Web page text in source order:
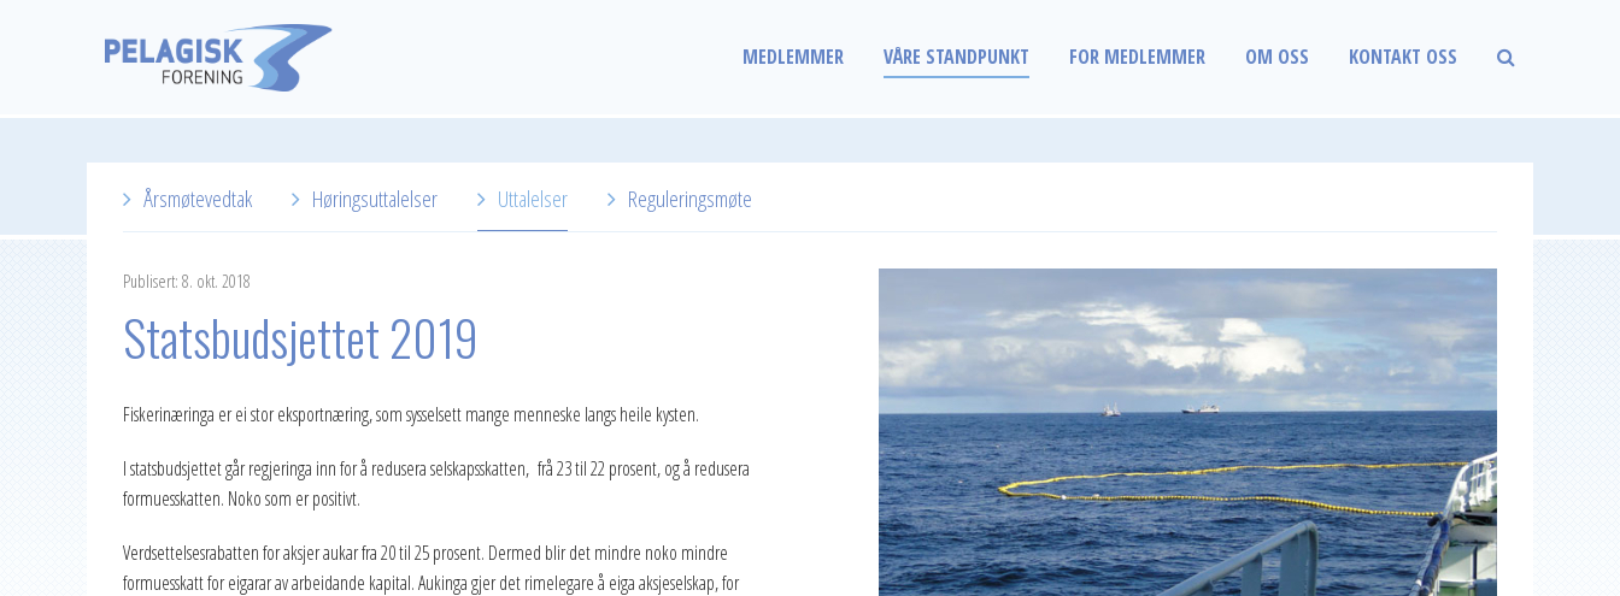
MEDLEMMER VÅRE STANDPUNKT FOR MEDLEMMER OM OSS KONTAKT OSS
Årsmøtevedtak Høringsuttalelser Uttalelser Reguleringsmøte
Publisert: 8. okt. 2018
Statsbudsjettet 2019
Fiskerinæringa er ei stor eksportnæring, som sysselsett mange menneske langs heile kysten.
I statsbudsjettet går regjeringa inn for å redusera selskapsskatten, frå 23 til 22 prosent, og å redusera
formuesskatten. Noko som er positivt.
Verdsettelsesrabatten for aksjer aukar fra 20 til 25 prosent. Dermed blir det mindre noko mindre
formuesskatt for eigarar av arbeidande kapital. Aukinga gjer det rimelegare å eiga aksjeselskap, for